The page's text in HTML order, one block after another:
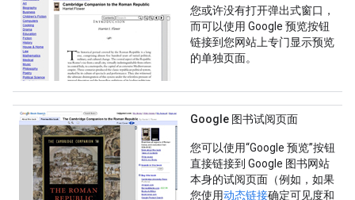
您或许没有打开弹出式窗口，
而可以使用 Google 预览按钮
链接到您网站上专门显示预览
的单独页面。
Google 图书试阅页面
您可以使用“Google 预览”按钮
直接链接到 Google 图书网站
本身的试阅页面（例如，如果
您使用动态链接确定可见度和